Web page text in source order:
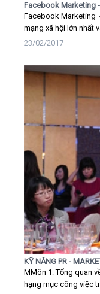
Facebook Marketing
Facebook Marketing
mạng xã hội lớn nhất
23/02/2017
KỸ NĂNG PR -
MMôn 1: Tổng quan
hạng mục công việc